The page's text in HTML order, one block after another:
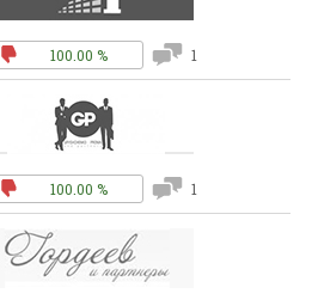
100.00 % 1
100.00 % 1